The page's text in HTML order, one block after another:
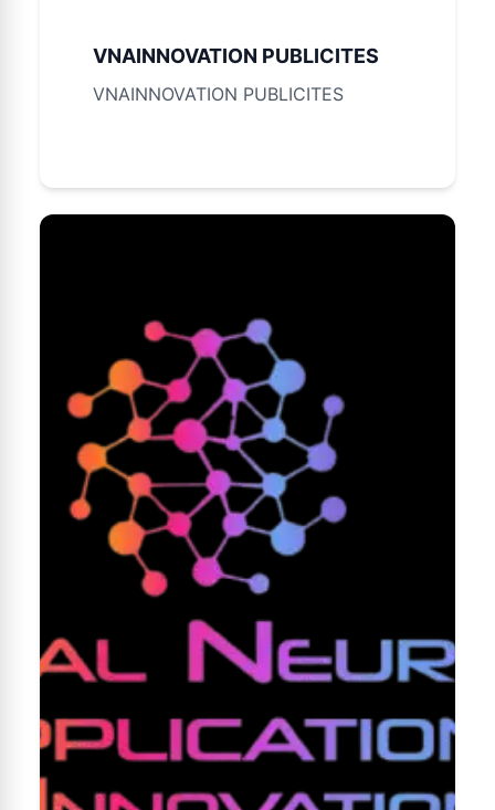
VNAINNOVATION PUBLICITES
VNAINNOVATION PUBLICITES